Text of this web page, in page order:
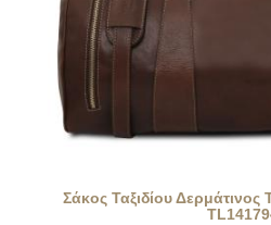
Σάκος Ταξιδίου Δερμάτινος